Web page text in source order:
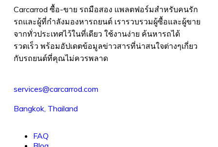
Carcarrod ซื้อ-ขาย รถมือสอง แพลตฟอร์มสำหรับคนรัก
รถและผู้ที่กำลังมองหารถยนต์ เรารวบรวมผู้ซื้อและผู้ขาย
จากทั่วประเทศไว้ในที่เดียว ใช้งานง่าย ค้นหารถได้
รวดเร็ว พร้อมอัปเดตข้อมูลข่าวสารที่น่าสนใจต่างๆเกี่ยว
กับรถยนต์ที่คุณไม่ควรพลาด
services@carcarrod.com
Bangkok, Thailand
FAQ